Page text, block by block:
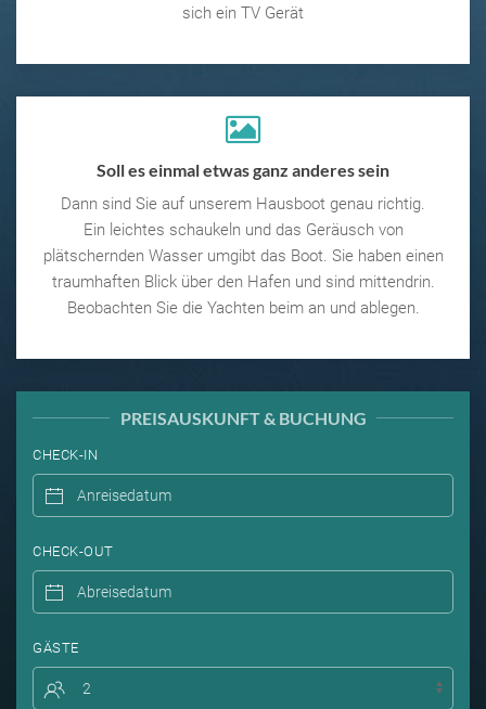
sich ein TV Gerät
Soll es einmal etwas ganz anderes sein
Dann sind Sie auf unserem Hausboot genau richtig.
Ein leichtes schaukeln und das Geräusch von
plätschernden Wasser umgibt das Boot. Sie haben einen
traumhaften Blick über den Hafen und sind mittendrin.
Beobachten Sie die Yachten beim an und ablegen.
PREISAUSKUNFT & BUCHUNG
CHECK-IN
CHECK-OUT
GÄSTE